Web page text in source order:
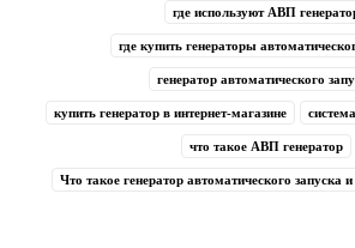
где используют АВП
где купить генераторы
генератор автоматического
купить генератор в интернет-магазине
что такое АВП генератор
Что такое генератор автоматического запуска